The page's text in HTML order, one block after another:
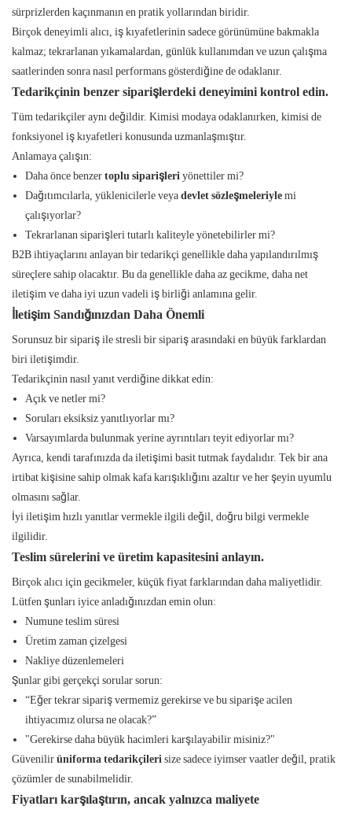
sürprizlerden kaçınmanın en pratik yollarından biridir.
Birçok deneyimli alıcı, iş kıyafetlerinin sadece görünümüne bakmakla
kalmaz; tekrarlanan yıkamalardan, günlük kullanımdan ve uzun çalışma
saatlerinden sonra nasıl performans gösterdiğine de odaklanır.
Tedarikçinin benzer siparişlerdeki deneyimini kontrol edin.
Tüm tedarikçiler aynı değildir. Kimisi modaya odaklanırken, kimisi de
fonksiyonel iş kıyafetleri konusunda uzmanlaşmıştır.
Anlamaya çalışın:
Daha önce benzertoplu siparişleriyönettiler mi?
Dağıtımcılarla, yüklenicilerle veyadevlet sözleşmeleriylemi
çalışıyorlar?
Tekrarlanan siparişleri tutarlı kaliteyle yönetebilirler mi?
B2B ihtiyaçlarını anlayan bir tedarikçi genellikle daha yapılandırılmış
süreçlere sahip olacaktır. Bu da genellikle daha az gecikme, daha net
iletişim ve daha iyi uzun vadeli iş birliği anlamına gelir.
İletişim Sandığınızdan Daha Önemli
Sorunsuz bir sipariş ile stresli bir sipariş arasındaki en büyük farklardan
biri iletişimdir.
Tedarikçinin nasıl yanıt verdiğine dikkat edin:
Açık ve netler mi?
Soruları eksiksiz yanıtlıyorlar mı?
Varsayımlarda bulunmak yerine ayrıntıları teyit ediyorlar mı?
Ayrıca, kendi tarafınızda da iletişimi basit tutmak faydalıdır. Tek bir ana
irtibat kişisine sahip olmak kafa karışıklığını azaltır ve her şeyin uyumlu
olmasını sağlar.
İyi iletişim hızlı yanıtlar vermekle ilgili değil, doğru bilgi vermekle
ilgilidir.
Teslim sürelerini ve üretim kapasitesini anlayın.
Birçok alıcı için gecikmeler, küçük fiyat farklarından daha maliyetlidir.
Lütfen şunları iyice anladığınızdan emin olun:
Numune teslim süresi
Üretim zaman çizelgesi
Nakliye düzenlemeleri
Şunlar gibi gerçekçi sorular sorun:
“Eğer tekrar sipariş vermemiz gerekirse ve bu siparişe acilen
ihtiyacımız olursa ne olacak?”
"Gerekirse daha büyük hacimleri karşılayabilir misiniz?"
Güvenilirüniforma tedarikçilerisize sadece iyimser vaatler değil, pratik
çözümler de sunabilmelidir.
Fiyatları karşılaştırın, ancak yalnızca maliyete